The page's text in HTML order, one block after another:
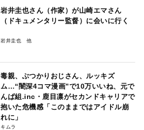
岩井圭也さん（作家）が山崎エマさん
（ドキュメンタリー監督）に会いに行く
岩井圭也
毒親、ぶつかりおじさん、ルッキズ
ム…“闇深4コマ漫画”で10万いいね、元で
んぱ組.inc・鹿目凛がセカンドキャリアで
抱いた危機感「このままではアイドル崩
れに」
キムラ